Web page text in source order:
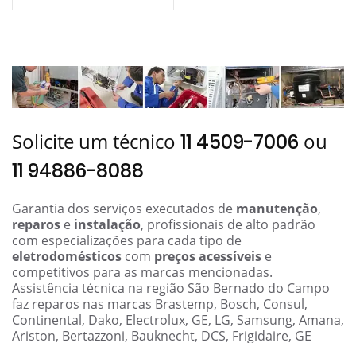
Solicite um técnico 11 4509-7006 ou
11 94886-8088
Garantia dos serviços executados de manutenção,
reparos e instalação, profissionais de alto padrão
com especializações para cada tipo de
eletrodomésticos com preços acessíveis e
competitivos para as marcas mencionadas.
Assistência técnica na região São Bernado do Campo
faz reparos nas marcas Brastemp, Bosch, Consul,
Continental, Dako, Electrolux, GE, LG, Samsung, Amana,
Ariston, Bertazzoni, Bauknecht, DCS, Frigidaire, GE